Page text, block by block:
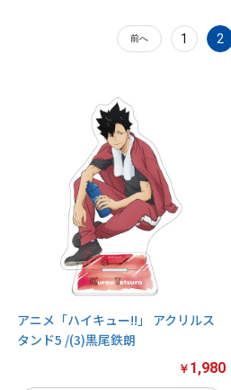
前へ 1 2
アニメ「ハイキュー!!」 アクリルス
タンド5 /(3)黒尾鉄朗
￥ 1,980